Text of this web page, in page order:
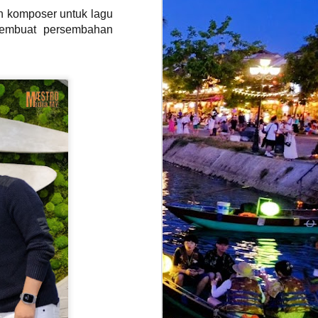
komposer untuk lagu
persembahan